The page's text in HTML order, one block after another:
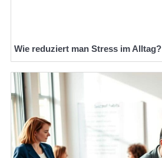
Wie reduziert man Stress im Alltag?